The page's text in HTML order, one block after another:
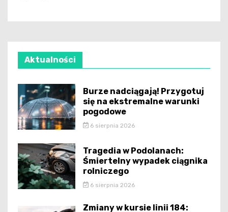
Aktualności
Burze nadciągają! Przygotuj
się na ekstremalne warunki
pogodowe
6 sierpnia 2026
Tragedia w Podolanach:
Śmiertelny wypadek ciągnika
rolniczego
6 sierpnia 2026
Zmiany w kursie linii 184: